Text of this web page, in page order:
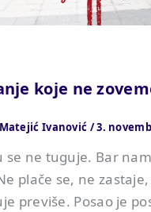
koje ne
Ivanović /3.
se ne tuguje. Bar
plače se, ne
previše. Posao je